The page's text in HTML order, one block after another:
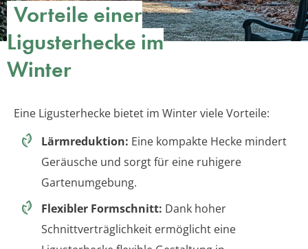
Vorteile einer
Ligusterhecke im
Winter
Eine Ligusterhecke bietet im Winter viele Vorteile:
Lärmreduktion: Eine kompakte Hecke mindert
Geräusche und sorgt für eine ruhigere
Gartenumgebung.
Flexibler Formschnitt: Dank hoher
Schnittverträglichkeit ermöglicht eine